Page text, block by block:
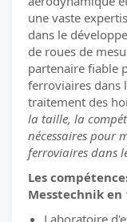
une vaste
dans le
de roues de
partenaire fiable
ferroviaires dans
traitement des
la taille, la
nécessaires pour
ferroviaires dans
Les
Messtechnik
Laboratoire